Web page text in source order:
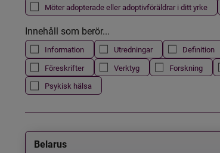
Möter adopterade eller adoptivföräldrar i ditt yrke
Innehåll som berör...
Information Utredningar Definition
Föreskrifter
Verktyg Forskning
Psykisk hälsa
Belarus